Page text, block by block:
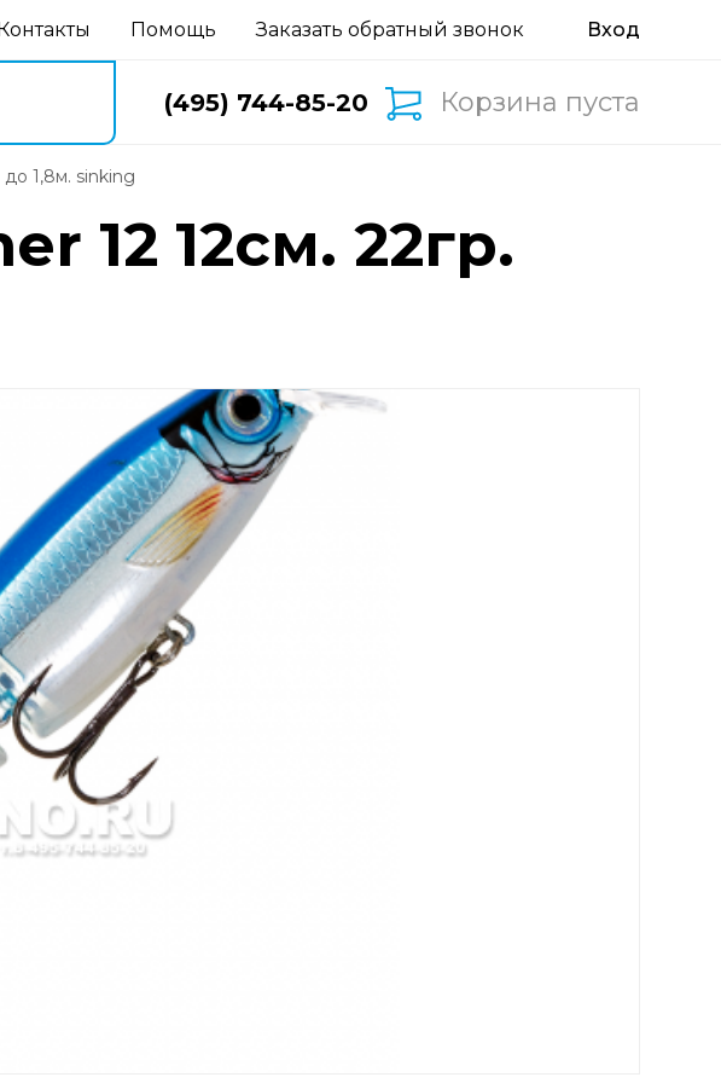
Помощь Заказать обратный звонок
(495) 744-85-20 Корзина пуста
до 1,8м. sinking
12 12см. 22гр.